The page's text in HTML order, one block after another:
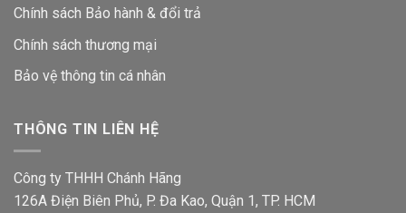
Chính sách Bảo hành & đổi trả
Chính sách thương mại
Bảo vệ thông tin cá nhân
THÔNG TIN LIÊN HỆ
Công ty THHH Chánh Hãng
126A Điện Biên Phủ, P. Đa Kao, Quận 1, TP. HCM